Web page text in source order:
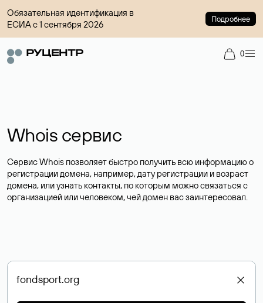
Обязательная идентификация в
ЕСИА с 1 сентября 2026
Подробнее
0
Whois сервис
Сервис Whois позволяет быстро получить всю информацию о
регистрации домена, например, дату регистрации и возраст
домена, или узнать контакты, по которым можно связаться с
организацией или человеком, чей домен вас заинтересовал.